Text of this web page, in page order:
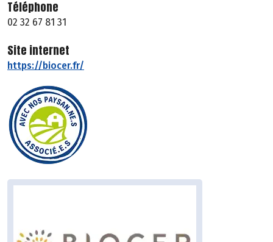
Téléphone
02 32 67 81 31
Site internet
https://biocer.fr/